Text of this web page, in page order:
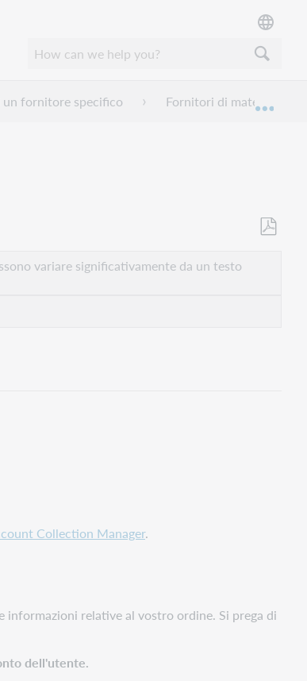
fornitore specifico Fornitori di materiale
variare significativamente da un testo
Collection Manager.
relative al vostro ordine. Si prega di
dell'utente.